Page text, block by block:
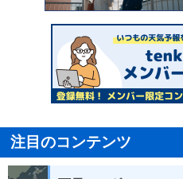
注目のコンテンツ